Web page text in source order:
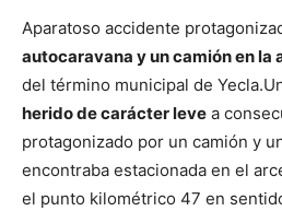
Aparatoso accidente
autocaravana y un camión en la
del término municipal de Yecla.
herido de carácter leve a
protagonizado por un camión y
encontraba estacionada en el
el punto kilométrico 47 en